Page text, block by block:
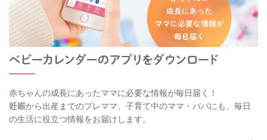
赤ちゃんの成長にあったママに必要な情報が毎日届く！
妊娠から出産までのプレママ、子育て中のママ・パパにも、毎日
の生活に役立つ情報をお届けします。